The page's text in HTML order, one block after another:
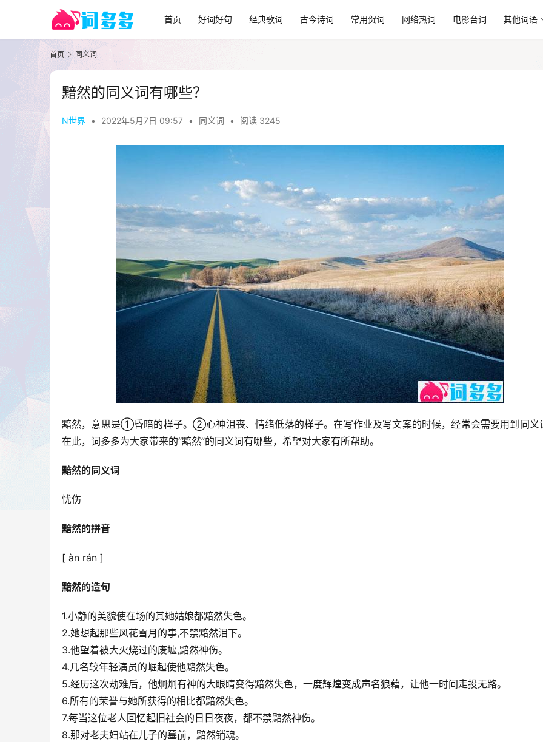
首页 好词好句 经典歌词 古今诗词 常用贺词 网络热词 电影台词 其他词语
首页 同义词
黯然的同义词有哪些？
N世界 • 2022年5月7日 09:57 • 同义词 • 阅读 3245
黯然，意思是①昏暗的样子。②心神沮丧、情绪低落的样子。在写作业及写文案的时候，经常会需要用到同义
在此，词多多为大家带来的“黯然”的同义词有哪些，希望对大家有所帮助。
黯然的同义词
忧伤
黯然的拼音
[ àn rán ]
黯然的造句
1.小静的美貌使在场的其她姑娘都黯然失色。
2.她想起那些风花雪月的事,不禁黯然泪下。
3.他望着被大火烧过的废墟,黯然神伤。
4.几名较年轻演员的崛起使他黯然失色。
5.经历这次劫难后，他炯炯有神的大眼睛变得黯然失色，一度辉煌变成声名狼藉，让他一时间走投无路。
6.所有的荣誉与她所获得的相比都黯然失色。
7.每当这位老人回忆起旧社会的日日夜夜，都不禁黯然神伤。
8.那对老夫妇站在儿子的墓前，黯然销魂。